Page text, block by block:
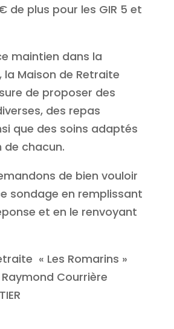
de plus pour les GIR 5 et
maintien dans la
Maison de Retraite
de proposer des
des repas
que des soins adaptés
chacun.
de bien vouloir
sondage en remplissant
et en le renvoyant
« Les Romarins »
Courrière